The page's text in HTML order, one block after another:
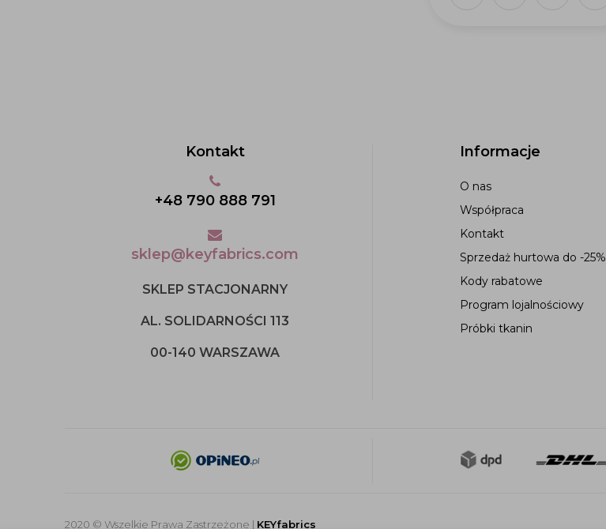
Informacje
O nas
Współpraca
Kontakt
Sprzedaż hurtowa do -25%
Kody rabatowe
Program lojalnościowy
Próbki tkanin
Kontakt
+48 790 888 791
sklep@keyfabrics.com
SKLEP STACJONARNY
AL. SOLIDARNOŚCI 113
00-140 WARSZAWA
2020 © Wszelkie Prawa Zastrzeżone | KEYfabrics